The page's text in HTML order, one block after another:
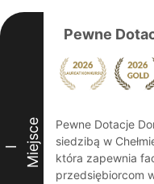
I Miejsce
Pewne
Pewne Dotacje
siedzibą w
która zapewnia
przedsiębiorcom